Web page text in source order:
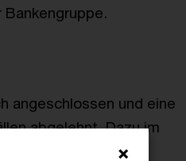
angeschlossen und eine
abgelehnt. Dazu im